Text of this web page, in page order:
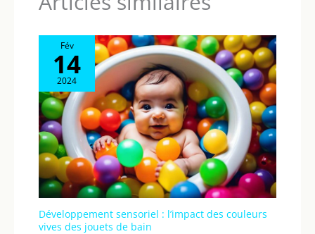
Fév
14
2024
Développement sensoriel : l’impact des couleurs
vives des jouets de bain